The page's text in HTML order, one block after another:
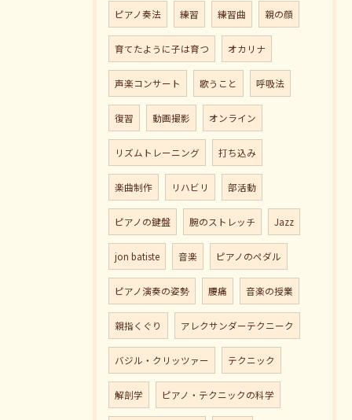
ピアノ奏法 練習 練習曲 親の顔
育てたように子は育つ オカリナ
声楽コンサート 歌うこと 呼吸法
復習 動画撮影 オンライン
リズムトレーニング 打ち込み
楽曲制作 リハビリ 部活動
ピアノの鍵盤 腕のストレッチ Jazz
jon batiste 音楽 ピアノのペダル
ピアノ演奏の姿勢 腰痛 音楽の授業
親指くぐり アレクサンダーテクニーク
バジル・クリッツァー テクニック
解剖学 ピアノ・テクニックの科学